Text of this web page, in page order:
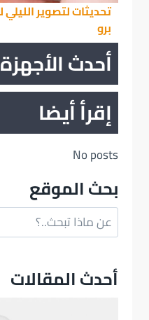
برو
أحدث الأجهزة
إقرأ أيضا
No posts
بحث الموقع
البحث
أحدث المقالات